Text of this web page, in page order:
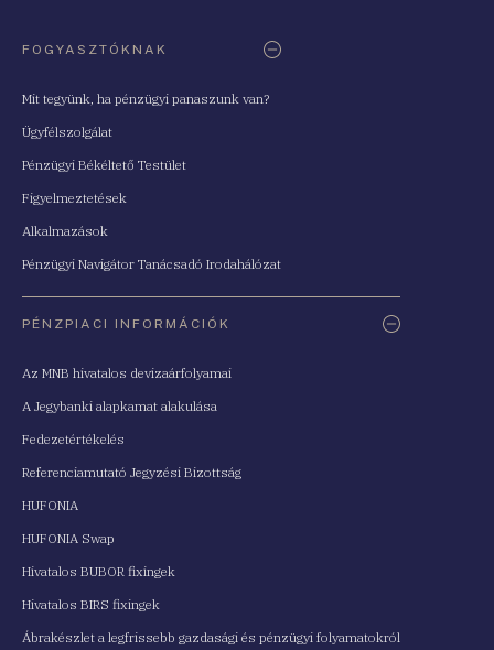
FOGYASZTÓKNAK
Mit tegyünk, ha pénzügyi panaszunk van?
Ügyfélszolgálat
Pénzügyi Békéltető Testület
Figyelmeztetések
Alkalmazások
Pénzügyi Navigátor Tanácsadó Irodahálózat
PÉNZPIACI INFORMÁCIÓK
Az MNB hivatalos devizaárfolyamai
A Jegybanki alapkamat alakulása
Fedezetértékelés
Referenciamutató Jegyzési Bizottság
HUFONIA
HUFONIA Swap
Hivatalos BUBOR fixingek
Hivatalos BIRS fixingek
Ábrakészlet a legfrissebb gazdasági és pénzügyi folyamatokról